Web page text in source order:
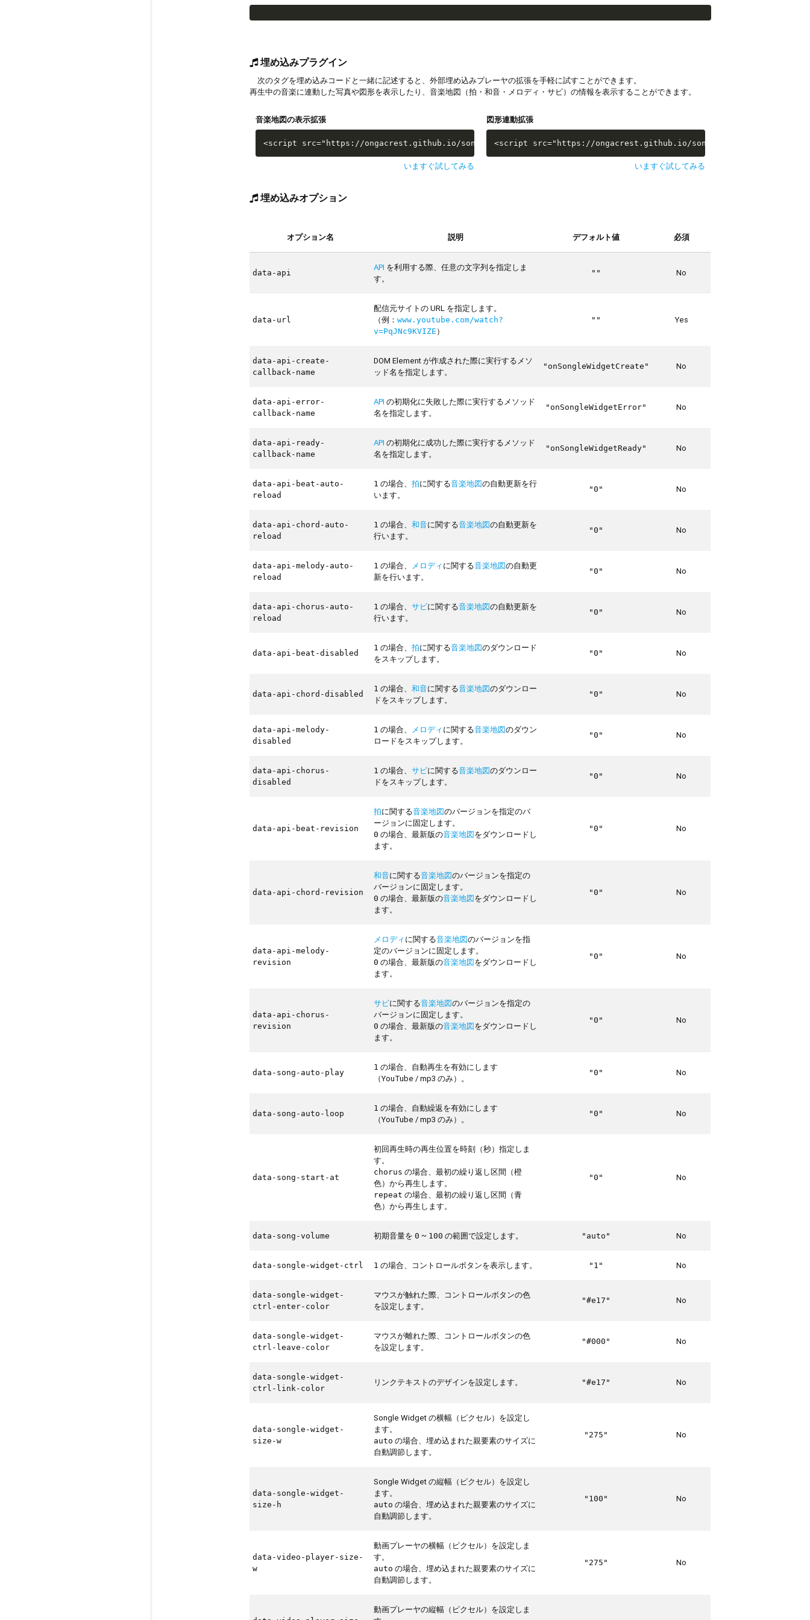
埋め込みプラグイン
次のタグを埋め込みコードと一緒に記述すると、外部埋め込みプレーヤの拡張を手軽に試すことができます。
再生中の音楽に連動した写真や図形を表示したり、音楽地図（拍・和音・メロディ・サビ）の情報を表示することができます。
音楽地図の表示拡張
<script src="https://ongacrest.github.io/songle-widget-api-examples/extras/sw-extra-stats.js"></script>
いますぐ試してみる
図形連動拡張
<script src="https://ongacrest.github.io/songle-widget-api-
いますぐ試してみる
埋め込みオプション
オプション名 説明 デフォルト値 必須
data-api
API を利用する際、任意の文字列を指定しま
す。
"" No
data-url
配信元サイトの URL を指定します。
（例：www.youtube.com/watch?
v=PqJNc9KVIZE ）
"" Yes
data-api-create-
callback-name
DOM Element が作成された際に実行するメソ
ッド名を指定します。
"onSongleWidgetCreate" No
data-api-error-
callback-name
API の初期化に失敗した際に実行するメソッド
名を指定します。
"onSongleWidgetError" No
data-api-ready-
callback-name
API の初期化に成功した際に実行するメソッド
名を指定します。
"onSongleWidgetReady" No
data-api-beat-auto-
reload
1 の場合、拍に関する音楽地図の自動更新を行
います。
"0" No
data-api-chord-auto-
reload
1 の場合、和音に関する音楽地図の自動更新を
行います。
"0" No
data-api-melody-auto-
reload
1 の場合、 メロディに関する音楽地図の自動更
新を行います。
"0" No
data-api-chorus-auto-
reload
1 の場合、サビに関する音楽地図の自動更新を
行います。
"0" No
data-api-beat-disabled
1 の場合、拍に関する音楽地図のダウンロード
をスキップします。
"0" No
data-api-chord-disabled
1 の場合、和音に関する音楽地図のダウンロー
ドをスキップします。
"0" No
data-api-melody-
disabled
1 の場合、 メロディに関する音楽地図のダウン
ロードをスキップします。
"0" No
data-api-chorus-
disabled
1 の場合、サビに関する音楽地図のダウンロー
ドをスキップします。
"0" No
data-api-beat-revision
拍に関する音楽地図のバージョンを指定のバ
ージョンに固定します。
0 の場合、最新版の音楽地図をダウンロードし
ます。
"0" No
data-api-chord-revision
和音に関する音楽地図のバージョンを指定の
バージョンに固定します。
0 の場合、最新版の音楽地図をダウンロードし
ます。
"0" No
data-api-melody-
revision
メロディに関する音楽地図のバージョンを指
定のバージョンに固定します。
0 の場合、最新版の音楽地図をダウンロードし
ます。
"0" No
data-api-chorus-
revision
サビに関する音楽地図のバージョンを指定の
バージョンに固定します。
0 の場合、最新版の音楽地図をダウンロードし
ます。
"0" No
data-song-auto-play
1 の場合、自動再生を有効にします
（YouTube / mp3 のみ）。
"0" No
data-song-auto-loop
1 の場合、自動繰返を有効にします
（YouTube / mp3 のみ）。
"0" No
data-song-start-at
初回再生時の再生位置を時刻（秒）指定しま
す。
chorus の場合、最初の繰り返し区間（橙
色）から再生します。
repeat の場合、最初の繰り返し区間（青
色）から再生します。
"0" No
data-song-volume 初期音量を0 ~ 100 の範囲で設定します。 "auto" No
data-songle-widget-ctrl 1 の場合、コントロールボタンを表示します。 "1" No
data-songle-widget-
ctrl-enter-color
マウスが触れた際、コントロールボタンの色
を設定します。
"#e17" No
data-songle-widget-
ctrl-leave-color
マウスが離れた際、コントロールボタンの色
を設定します。
"#000" No
data-songle-widget-
ctrl-link-color
リンクテキストのデザインを設定します。 "#e17" No
data-songle-widget-
size-w
Songle Widget の横幅（ピクセル）を設定し
ます。
auto の場合、埋め込まれた親要素のサイズに
自動調節します。
"275" No
data-songle-widget-
size-h
Songle Widget の縦幅（ピクセル）を設定し
ます。
auto の場合、埋め込まれた親要素のサイズに
自動調節します。
"100" No
data-video-player-size-
w
動画プレーヤの横幅（ピクセル）を設定しま
す。
auto の場合、埋め込まれた親要素のサイズに
自動調節します。
"275" No
動画プレーヤの縦幅（ピクセル）を設定しま